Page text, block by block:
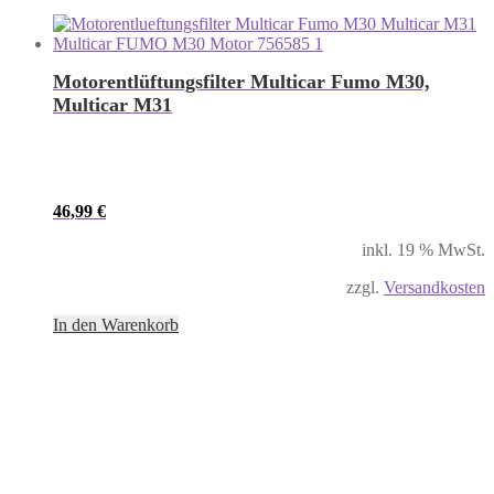
Motorentlüftungsfilter Multicar Fumo M30,
Multicar M31
46,99 €
inkl. 19 % MwSt.
zzgl. Versandkosten
In den Warenkorb